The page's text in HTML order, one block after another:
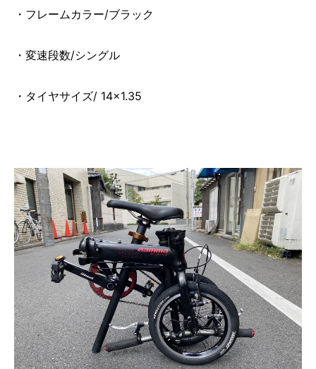
・フレームカラー/ブラック
・変速段数/シングル
・タイヤサイズ/ 14×1.35